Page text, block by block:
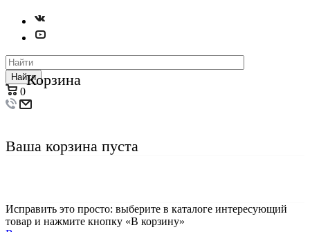
Найти
0
Корзина
Ваша корзина пуста
Исправить это просто: выберите в каталоге интересующий
товар и нажмите кнопку «В корзину»